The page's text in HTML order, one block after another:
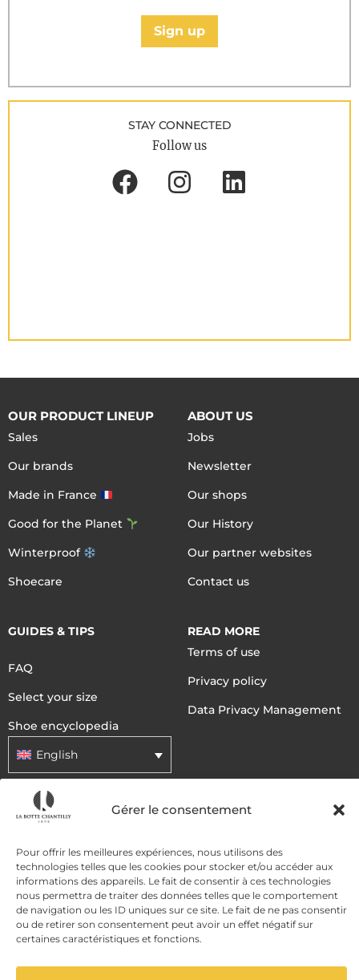
Gérer le consentement
Pour offrir les meilleures expériences, nous utilisons des
technologies telles que les cookies pour stocker et/ou accéder aux
informations des appareils. Le fait de consentir à ces technologies
nous permettra de traiter des données telles que le comportement
de navigation ou les ID uniques sur ce site. Le fait de ne pas consentir
ou de retirer son consentement peut avoir un effet négatif sur
certaines caractéristiques et fonctions.
Sign up
STAY CONNECTED
Follow us
OUR PRODUCT LINEUP
Sales
Our brands
Made in France
Good for the Planet
Winterproof
Shoecare
ABOUT US
Jobs
Newsletter
Our shops
Our History
Our partner websites
Contact us
GUIDES & TIPS
FAQ
Select your size
Shoe encyclopedia
English
READ MORE
Terms of use
Privacy policy
Data Privacy Management
DELIVERY METHODS
PAYMENT METHODS